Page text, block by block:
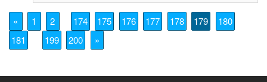
« 1 2 174 175 176 177 178 179
180
181
199 200 »